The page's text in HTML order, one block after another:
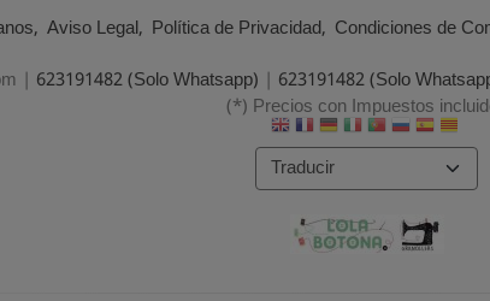
Aviso Legal Política de Privacidad Condiciones de
| 623191482 (Solo Whatsapp) | 623191482 (Solo
(*) Precios con Impuestos